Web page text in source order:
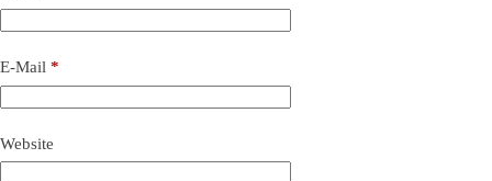
E-Mail *
Website